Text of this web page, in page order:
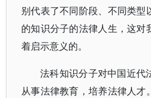
别代表了不同阶段、不同类型
的知识分子的法律人生，这对
着启示意义的。
法科知识分子对中国近代
从事法律教育，培养法律人才